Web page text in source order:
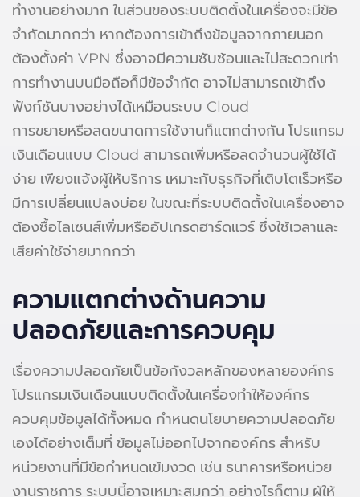
ทำงานอย่างมาก ในส่วนของระบบติดตั้งในเครื่องจะมีข้อ
จำกัดมากกว่า หากต้องการเข้าถึงข้อมูลจากภายนอก
ต้องตั้งค่า VPN ซึ่งอาจมีความซับซ้อนและไม่สะดวกเท่า
การทำงานบนมือถือก็มีข้อจำกัด อาจไม่สามารถเข้าถึง
ฟังก์ชันบางอย่างได้เหมือนระบบ Cloud
การขยายหรือลดขนาดการใช้งานก็แตกต่างกัน โปรแกรม
เงินเดือนแบบ Cloud สามารถเพิ่มหรือลดจำนวนผู้ใช้ได้
ง่าย เพียงแจ้งผู้ให้บริการ เหมาะกับธุรกิจที่เติบโตเร็วหรือ
มีการเปลี่ยนแปลงบ่อย ในขณะที่ระบบติดตั้งในเครื่องอาจ
ต้องซื้อไลเซนส์เพิ่มหรืออัปเกรดฮาร์ดแวร์ ซึ่งใช้เวลาและ
เสียค่าใช้จ่ายมากกว่า
ความแตกต่างด้านความ
ปลอดภัยและการควบคุม
เรื่องความปลอดภัยเป็นข้อกังวลหลักของหลายองค์กร
โปรแกรมเงินเดือนแบบติดตั้งในเครื่องทำให้องค์กร
ควบคุมข้อมูลได้ทั้งหมด กำหนดนโยบายความปลอดภัย
เองได้อย่างเต็มที่ ข้อมูลไม่ออกไปจากองค์กร สำหรับ
หน่วยงานที่มีข้อกำหนดเข้มงวด เช่น ธนาคารหรือหน่วย
งานราชการ ระบบนี้อาจเหมาะสมกว่า อย่างไรก็ตาม ผู้ให้